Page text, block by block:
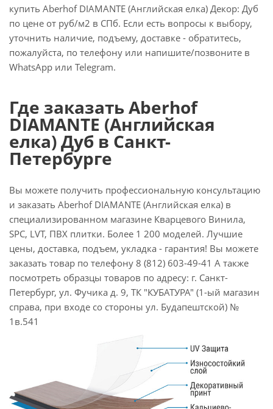
купить Aberhof DIAMANTE (Английская елка) Декор: Дуб
по цене от руб/м2 в СПб. Если есть вопросы к выбору,
уточнить наличие, подъему, доставке - обратитесь,
пожалуйста, по телефону или напишите/позвоните в
WhatsApp или Telegram.
Где заказать Aberhof
DIAMANTE (Английская
елка) Дуб в Санкт-
Петербурге
Вы можете получить профессиональную консультацию
и заказать Aberhof DIAMANTE (Английская елка) в
специализированном магазине Кварцевого Винила,
SPC, LVT, ПВХ плитки. Более 1 200 моделей. Лучшие
цены, доставка, подъем, укладка - гарантия! Вы можете
заказать товар по телефону 8 (812) 603-49-41 А также
посмотреть образцы товаров по адресу: г. Санкт-
Петербург, ул. Фучика д. 9, ТК "КУБАТУРА" (1-ый магазин
справа, при входе со стороны ул. Будапештской) №
1в.541